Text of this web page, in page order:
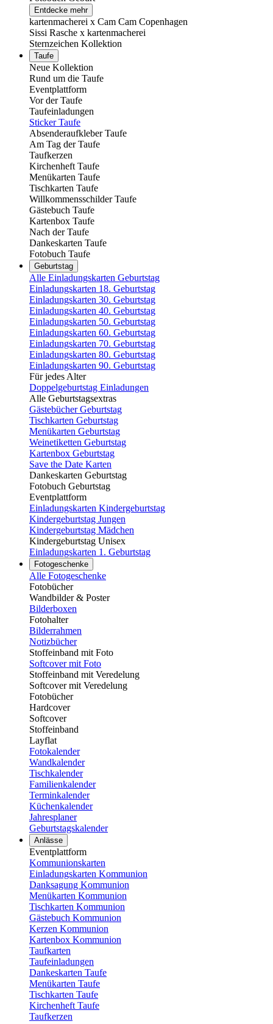
Entdecke mehr
kartenmacherei x Cam Cam Copenhagen
Sissi Rasche x kartenmacherei
Sternzeichen Kollektion
Taufe
Neue Kollektion
Rund um die Taufe
Eventplattform
Vor der Taufe
Taufeinladungen
Sticker Taufe
Absenderaufkleber Taufe
Am Tag der Taufe
Taufkerzen
Kirchenheft Taufe
Menükarten Taufe
Tischkarten Taufe
Willkommensschilder Taufe
Gästebuch Taufe
Kartenbox Taufe
Nach der Taufe
Dankeskarten Taufe
Fotobuch Taufe
Geburtstag
Alle Einladungskarten Geburtstag
Einladungskarten 18. Geburtstag
Einladungskarten 30. Geburtstag
Einladungskarten 40. Geburtstag
Einladungskarten 50. Geburtstag
Einladungskarten 60. Geburtstag
Einladungskarten 70. Geburtstag
Einladungskarten 80. Geburtstag
Einladungskarten 90. Geburtstag
Für jedes Alter
Doppelgeburtstag Einladungen
Alle Geburtstagsextras
Gästebücher Geburtstag
Tischkarten Geburtstag
Menükarten Geburtstag
Weinetiketten Geburtstag
Kartenbox Geburtstag
Save the Date Karten
Dankeskarten Geburtstag
Fotobuch Geburtstag
Eventplattform
Einladungskarten Kindergeburtstag
Kindergeburtstag Jungen
Kindergeburtstag Mädchen
Kindergeburtstag Unisex
Einladungskarten 1. Geburtstag
Fotogeschenke
Alle Fotogeschenke
Fotobücher
Wandbilder & Poster
Bilderboxen
Fotohalter
Bilderrahmen
Notizbücher
Stoffeinband mit Foto
Softcover mit Foto
Stoffeinband mit Veredelung
Softcover mit Veredelung
Fotobücher
Hardcover
Softcover
Stoffeinband
Layflat
Fotokalender
Wandkalender
Tischkalender
Familienkalender
Terminkalender
Küchenkalender
Jahresplaner
Geburtstagskalender
Anlässe
Eventplattform
Kommunionskarten
Einladungskarten Kommunion
Danksagung Kommunion
Menükarten Kommunion
Tischkarten Kommunion
Gästebuch Kommunion
Kerzen Kommunion
Kartenbox Kommunion
Taufkarten
Taufeinladungen
Dankeskarten Taufe
Menükarten Taufe
Tischkarten Taufe
Kirchenheft Taufe
Taufkerzen